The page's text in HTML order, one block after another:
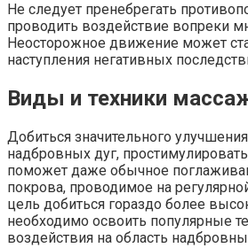
Не следует пренебрегать
проводить воздействие вопреки
Неосторожное движение может
наступления негативных
Виды и техники
Добиться значительного
надбровных дуг,
поможет даже обычное
покрова, проводимое на
цель добиться гораздо более
необходимо освоить популярные
воздействия на область